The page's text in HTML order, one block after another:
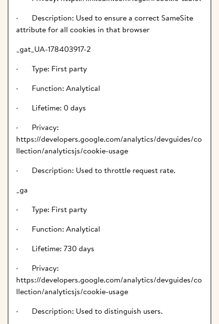
·       Description: Used to ensure a correct SameSite
attribute for all cookies in that browser
_gat_UA-178403917-2
·       Type: First party
·       Function: Analytical
·       Lifetime: 0 days
·       Privacy:
https://developers.google.com/analytics/devguides/co
llection/analyticsjs/cookie-usage
·       Description: Used to throttle request rate.
_ga
·       Type: First party
·       Function: Analytical
·       Lifetime: 730 days
·       Privacy:
https://developers.google.com/analytics/devguides/co
llection/analyticsjs/cookie-usage
·       Description: Used to distinguish users.